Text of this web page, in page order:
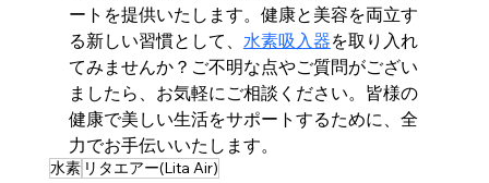
ートを提供いたします。健康と美容を両立す
る新しい習慣として、 水素吸入器を取り入れ
てみませんか？ご不明な点やご質問がござい
ましたら、お気軽にご相談ください。皆様の
健康で美しい生活をサポートするために、全
力でお手伝いいたします。
水素 リタエアー(Lita Air)